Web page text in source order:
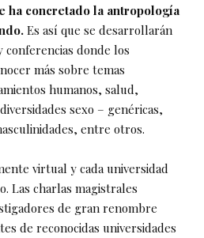
ha concretado la antropología
Es así que se desarrollarán
conferencias donde los
más sobre temas
humanos, salud,
sexo – genéricas,
entre otros.
virtual y cada universidad
Las charlas magistrales
de gran renombre
de reconocidas universidades